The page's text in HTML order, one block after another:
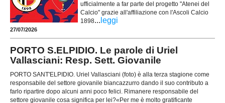
ufficialmente a far parte del progetto "Atenei del
Calcio" grazie all'affiliazione con l'Ascoli Calcio
1898... leggi
27/07/2026
PORTO S.ELPIDIO. Le parole di Uriel
Vallasciani: Resp. Sett. Giovanile
PORTO SANT'ELPIDIO. Uriel Vallasciani (foto) è alla terza stagione come
responsabile del settore giovanile biancazzurro dando il suo contributo a
farlo ripartire dopo alcuni anni poco felici. Rimanere responsabile del
settore giovanile cosa significa per lei?«Per me è molto gratificante